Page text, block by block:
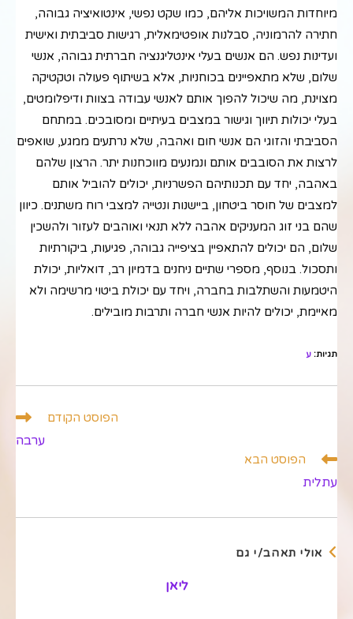
מיוחדות המשויכות אליהם, כמו שקט נפשי, אינטואיציה גבוהה,
חתירה להרמוניה, סבלנות אופטימאלית, רגישות סביבתית ואישית
ועדינות נפש. הם אנשים בעלי אינטליגנציה חברתית גבוהה, אנשי
שלום, שלא מתאפיינים בכוחניות, אלא בשיתוף פעולה וטקטיקה
מצוינת, מה שיכול להפוך אותם לאנשי עבודה בצוות ודיפלומטים,
בעלי יכולות תיווך וגישור במצבים בעיתיים ומסובכים. במתחם
הסביבתי והזוגי הם אנשי חום ואהבה, שלא נרתעים ממגע, שואפים
לרצות את הסובבים אותם ונמנעים מווכחנות יתר. הרצון שלהם
באהבה, יחד עם תכנותיהם הפשרניות, יכולים להוביל אותם
למצבים של חוסר ביטחון, ביישנות ונטייה למצבי רוח משתנים. כיוון
שהם בני זוג המעניקים אהבה ללא תנאי ואוהבים לעזור ולהשכין
שלום, הם יכולים להתאפיין בציפייה גבוהה, פגיעות, ביקורתיות
ותסכול. בנוסף, מספרי שתיים ניחנים בדמיון רב, דואליות, יכולת
היטמעות והשתלבות בחברה, ויחד עם יכולת ביטוי מרשימה ולא
מאיימת, יכולים להיות אנשי חברה ותרבות מובילים.
תגיות: ע
הפוסט הקודם
ערבה
הפוסט הבא
עתלית
אולי תאהב/י גם
ליאן